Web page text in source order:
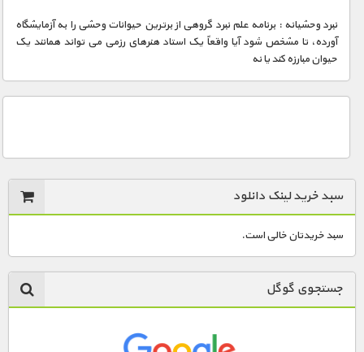
نبرد وحشیانه : برنامه علم نبرد گروهی از برترین حیوانات وحشی را به آزمایشگاه
آورده، تا مشخص شود آیا واقعاً یک استاد هنرهای رزمی می تواند همانند یک
حیوان مبارزه کند یا نه
سبد خرید لینک دانلود
سبد خریدتان خالی است.
جستجوی گوگل